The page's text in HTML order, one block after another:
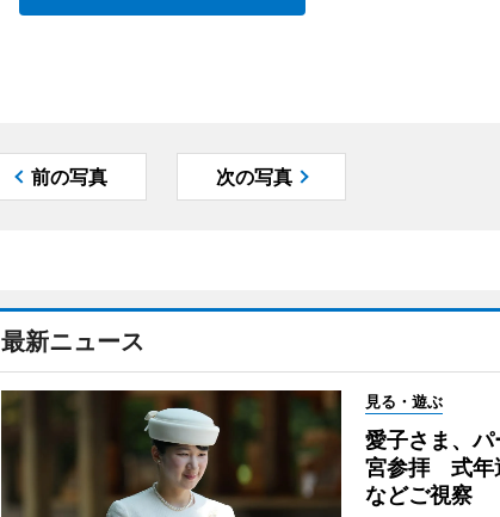
前の写真 次の写真
最新ニュース
見る・遊ぶ
愛子さま、
宮参拝 式年
などご視察